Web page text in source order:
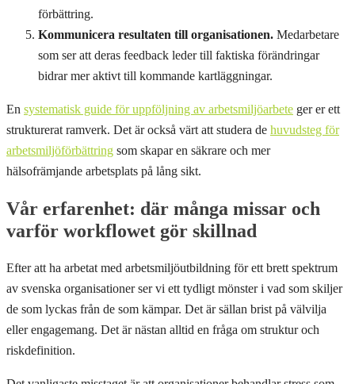
förbättring.
Kommunicera resultaten till organisationen. Medarbetare
som ser att deras feedback leder till faktiska förändringar
bidrar mer aktivt till kommande kartläggningar.
En systematisk guide för uppföljning av arbetsmiljöarbete ger er ett
strukturerat ramverk. Det är också värt att studera de huvudsteg för
arbetsmiljöförbättring som skapar en säkrare och mer
hälsofrämjande arbetsplats på lång sikt.
Vår erfarenhet: där många missar och
varför workflowet gör skillnad
Efter att ha arbetat med arbetsmiljöutbildning för ett brett spektrum
av svenska organisationer ser vi ett tydligt mönster i vad som skiljer
de som lyckas från de som kämpar. Det är sällan brist på välvilja
eller engagemang. Det är nästan alltid en fråga om struktur och
riskdefinition.